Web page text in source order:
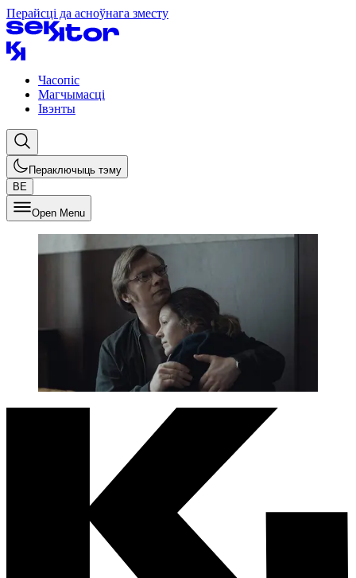
Перайсці да асноўнага зместу
Часопіс
Магчымасці
Івэнты
Пераключыць тэму
BE
Open Menu